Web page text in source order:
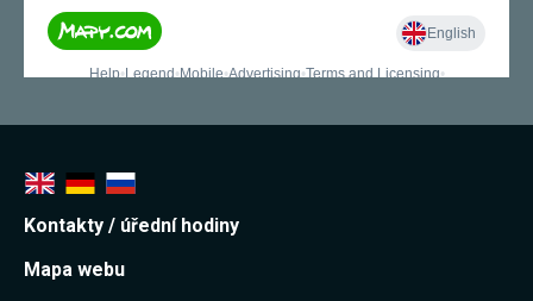
Kontakty / úřední hodiny
Mapa webu